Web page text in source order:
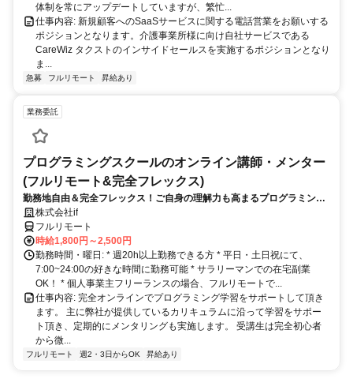
体制を常にアップデートしていますが、繁忙...
仕事内容: 新規顧客へのSaaSサービスに関する電話営業をお願いする
ポジションとなります。介護事業所様に向け自社サービスである
CareWiz タクストのインサイドセールスを実施するポジションとなり
ま...
急募 フルリモート 昇給あり
業務委託
プログラミングスクールのオンライン講師・メンター
(フルリモート&完全フレックス)
勤務地自由＆完全フレックス！ご自身の理解力も高まるプログラミング
講師のお仕事です
株式会社if
フルリモート
時給1,800円～2,500円
勤務時間・曜日: * 週20h以上勤務できる方 * 平日・土日祝にて、
7:00~24:00の好きな時間に勤務可能 * サラリーマンでの在宅副業
OK！ * 個人事業主フリーランスの場合、フルリモートで...
仕事内容: 完全オンラインでプログラミング学習をサポートして頂き
ます。 主に弊社が提供しているカリキュラムに沿って学習をサポー
ト頂き、定期的にメンタリングも実施します。 受講生は完全初心者
から微...
フルリモート 週2・3日からOK 昇給あり